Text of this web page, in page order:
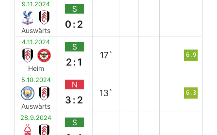
9.11.2024
Auswärts
S
0:2
4.11.2024
Heim
S
2:1
17` 6.9
5.10.2024
Auswärts
N
3:2
13` 6.3
28.9.2024 S